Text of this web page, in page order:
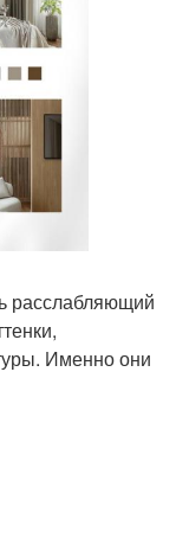
расслабляющий
Именно они